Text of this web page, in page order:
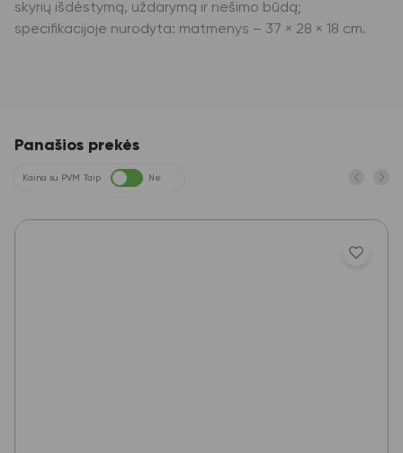
skyrių išdėstymą, uždarymą ir nešimo būdą;
specifikacijoje nurodyta: matmenys – 37 × 28 × 18 cm.
Panašios prekės
Kaina su PVM Taip Ne